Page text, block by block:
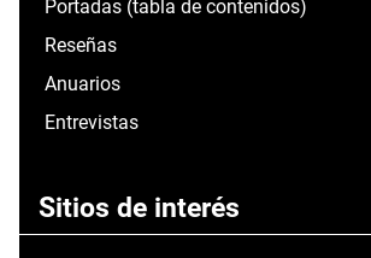
Portadas (tabla de contenidos)
Reseñas
Anuarios
Entrevistas
Sitios de interés